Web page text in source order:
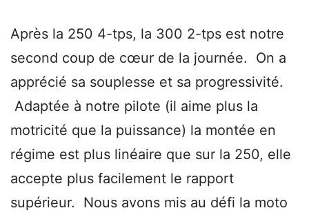
Après la 250 4-tps, la 300 2-tps est notre
second coup de cœur de la journée. On a
apprécié sa souplesse et sa progressivité.
Adaptée à notre pilote (il aime plus la
motricité que la puissance) la montée en
régime est plus linéaire que sur la 250, elle
accepte plus facilement le rapport
supérieur. Nous avons mis au défi la moto